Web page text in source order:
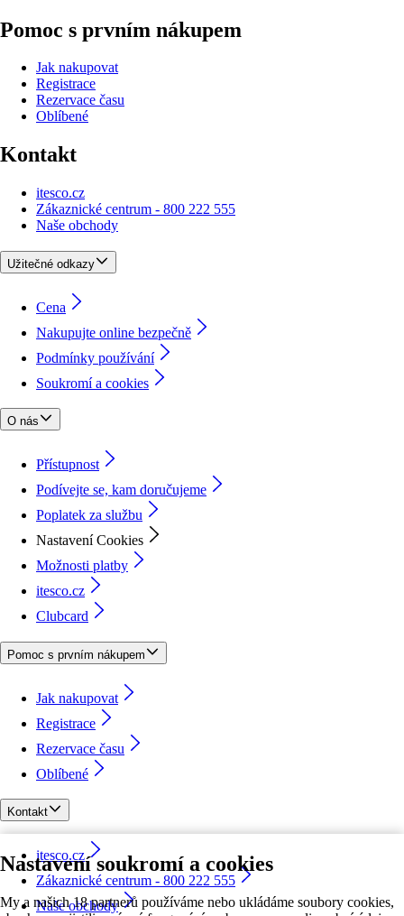
Nastavení soukromí a cookies
My a našich 18 partnerů používáme nebo ukládáme soubory cookies,
Pomoc s prvním nákupem
Jak nakupovat
Registrace
Rezervace času
Oblíbené
Kontakt
itesco.cz
Zákaznické centrum - 800 222 555
Naše obchody
Užitečné odkazy
Cena
Nakupujte online bezpečně
Podmínky používání
Soukromí a cookies
O nás
Přístupnost
Podívejte se, kam doručujeme
Poplatek za službu
Nastavení Cookies
Možnosti platby
itesco.cz
Clubcard
Pomoc s prvním nákupem
Jak nakupovat
Registrace
Rezervace času
Oblíbené
Kontakt
itesco.cz
Zákaznické centrum - 800 222 555
Naše obchody